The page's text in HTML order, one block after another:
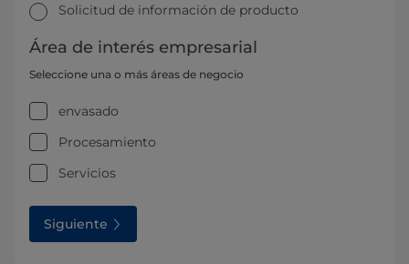
Solicitud de información de producto
Área de interés empresarial
Seleccione una o más áreas de negocio
envasado
Procesamiento
Servicios
Siguiente